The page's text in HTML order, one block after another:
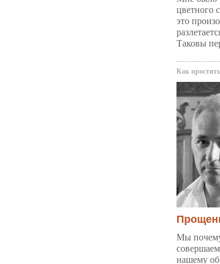
цветного
это
Таковы
Как
Мы
нашему